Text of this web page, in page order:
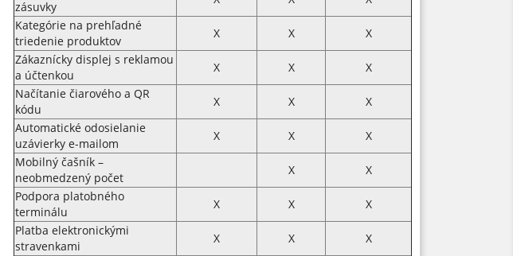
zásuvky
Kategórie na prehľadné
triedenie produktov
X X
X
Zákaznícky displej s reklamou
a účtenkou
X X
X
Načítanie čiarového a QR
kódu
X X
X
Automatické odosielanie
uzávierky e-mailom
X X
X
Mobilný čašník –
neobmedzený počet
X
X
Podpora platobného
terminálu
X X
X
Platba elektronickými
stravenkami
X X
X